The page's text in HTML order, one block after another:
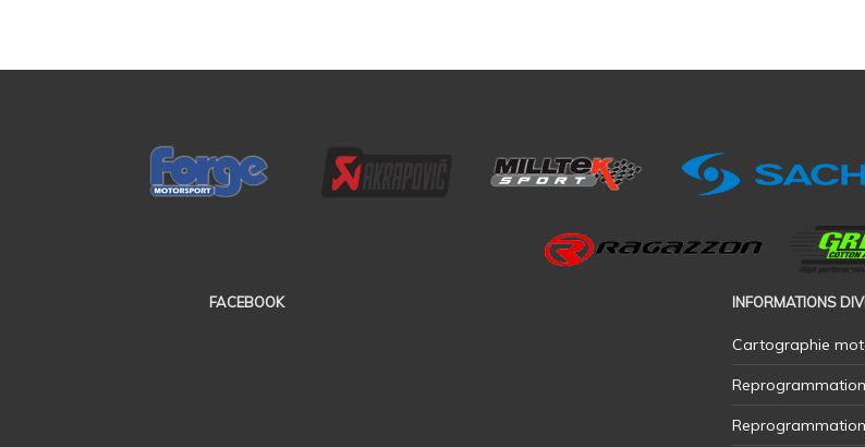
FACEBOOK INFORMATIONS
Cartographie